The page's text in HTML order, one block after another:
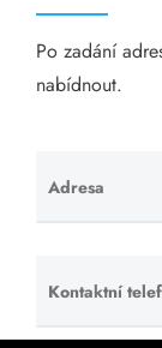
Katalog A-
Visací zámky -
Po zadání
nabídnout.
Adresa
Ponechte
toto pole
Kontaktní
Ponechte
toto pole